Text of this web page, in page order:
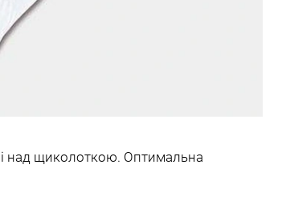
над щиколоткою. Оптимальна